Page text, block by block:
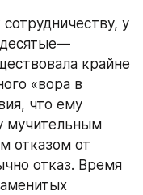
у
крайне
«вора в
что ему
мучительным
отказом от
отказ. Время